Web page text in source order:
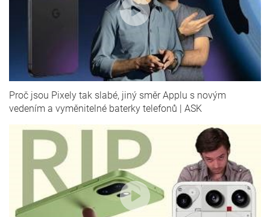
Proč jsou Pixely tak slabé, jiný směr Applu s novým
vedením a vyměnitelné baterky telefonů | ASK